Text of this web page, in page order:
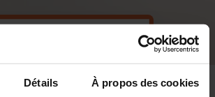
Détails À propos des cookies